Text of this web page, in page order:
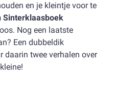
en je kleintje voor te
Sinterklaasboek
Nog een laatste
Een dubbeldik
daarin twee verhalen over